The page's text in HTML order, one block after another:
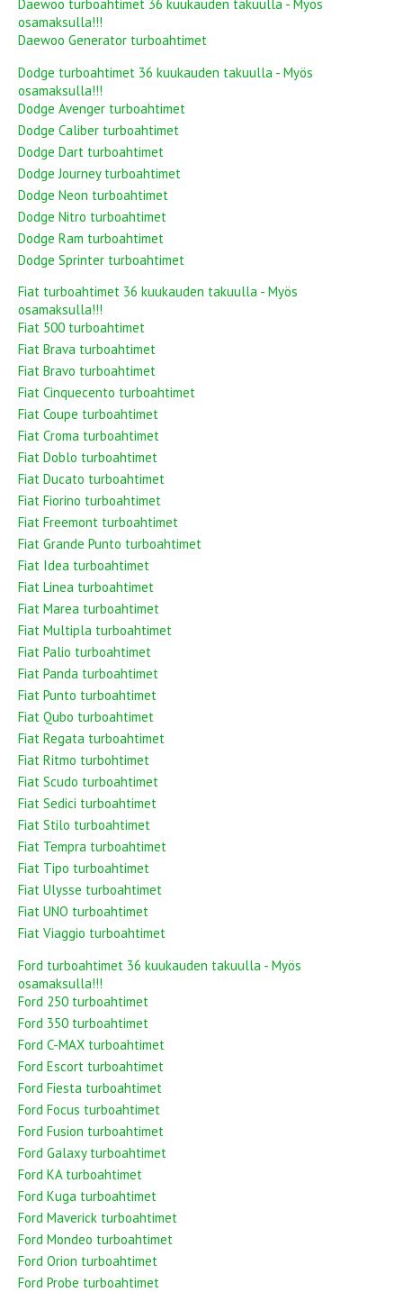
Daewoo turboahtimet 36 kuukauden takuulla - Myös
osamaksulla!!!
Daewoo Generator turboahtimet
Dodge turboahtimet 36 kuukauden takuulla - Myös
osamaksulla!!!
Dodge Avenger turboahtimet
Dodge Caliber turboahtimet
Dodge Dart turboahtimet
Dodge Journey turboahtimet
Dodge Neon turboahtimet
Dodge Nitro turboahtimet
Dodge Ram turboahtimet
Dodge Sprinter turboahtimet
Fiat turboahtimet 36 kuukauden takuulla - Myös
osamaksulla!!!
Fiat 500 turboahtimet
Fiat Brava turboahtimet
Fiat Bravo turboahtimet
Fiat Cinquecento turboahtimet
Fiat Coupe turboahtimet
Fiat Croma turboahtimet
Fiat Doblo turboahtimet
Fiat Ducato turboahtimet
Fiat Fiorino turboahtimet
Fiat Freemont turboahtimet
Fiat Grande Punto turboahtimet
Fiat Idea turboahtimet
Fiat Linea turboahtimet
Fiat Marea turboahtimet
Fiat Multipla turboahtimet
Fiat Palio turboahtimet
Fiat Panda turboahtimet
Fiat Punto turboahtimet
Fiat Qubo turboahtimet
Fiat Regata turboahtimet
Fiat Ritmo turbohtimet
Fiat Scudo turboahtimet
Fiat Sedici turboahtimet
Fiat Stilo turboahtimet
Fiat Tempra turboahtimet
Fiat Tipo turboahtimet
Fiat Ulysse turboahtimet
Fiat UNO turboahtimet
Fiat Viaggio turboahtimet
Ford turboahtimet 36 kuukauden takuulla - Myös
osamaksulla!!!
Ford 250 turboahtimet
Ford 350 turboahtimet
Ford C-MAX turboahtimet
Ford Escort turboahtimet
Ford Fiesta turboahtimet
Ford Focus turboahtimet
Ford Fusion turboahtimet
Ford Galaxy turboahtimet
Ford KA turboahtimet
Ford Kuga turboahtimet
Ford Maverick turboahtimet
Ford Mondeo turboahtimet
Ford Orion turboahtimet
Ford Probe turboahtimet